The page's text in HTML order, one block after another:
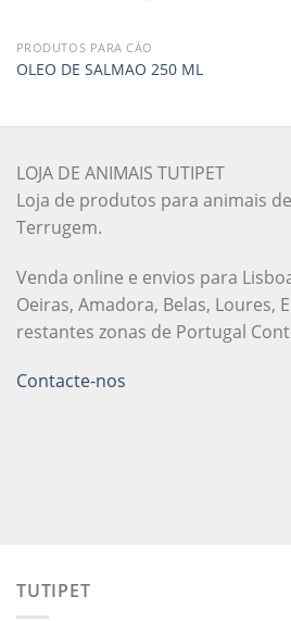
PRODUTOS PARA CÃO
OLEO DE SALMAO 250 ML
LOJA DE ANIMAIS TUTIPET
Loja de produtos para animais
Terrugem.
Venda online e envios para
Oeiras, Amadora, Belas, Loures,
restantes zonas de Portugal
Contacte-nos
TUTIPET